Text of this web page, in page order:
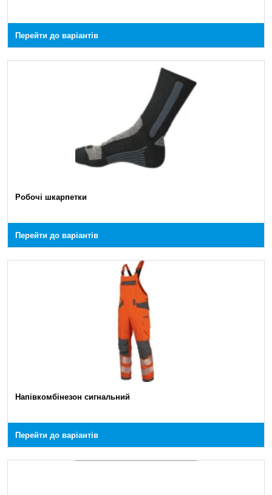
Перейти до варіантів
Робочі шкарпетки
Перейти до варіантів
Напівкомбінезон сигнальний
Перейти до варіантів